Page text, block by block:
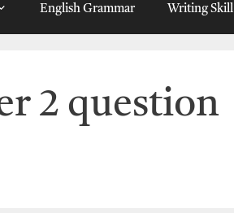
English Grammar Writing Skill
2 question